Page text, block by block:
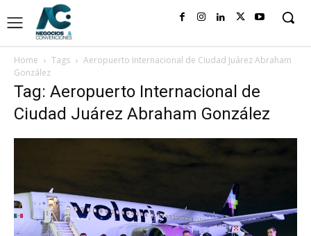
Home Tags
Aeropuerto Internacional de Ciudad Juárez Abraham
González
Tag: Aeropuerto Internacional de
Ciudad Juárez Abraham González